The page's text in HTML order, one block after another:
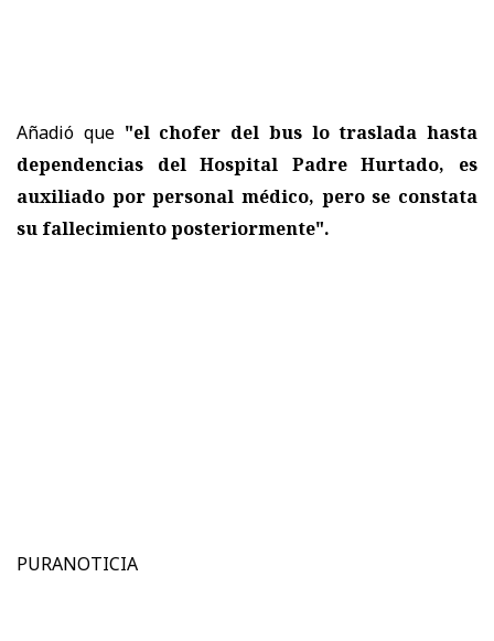
Añadió que "el chofer del bus lo traslada hasta
dependencias del Hospital Padre Hurtado, es
auxiliado por personal médico, pero se constata
su fallecimiento posteriormente".
PURANOTICIA